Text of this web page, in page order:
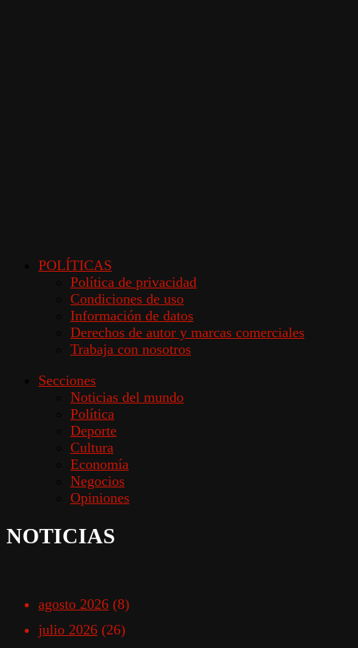
POLÍTICAS
Política de privacidad
Condiciones de uso
Información de datos
Derechos de autor y marcas comerciales
Trabaja con nosotros
Secciones
Noticias del mundo
Política
Deporte
Cultura
Economía
Negocios
Opiniones
NOTICIAS
agosto 2026 (8)
julio 2026 (26)